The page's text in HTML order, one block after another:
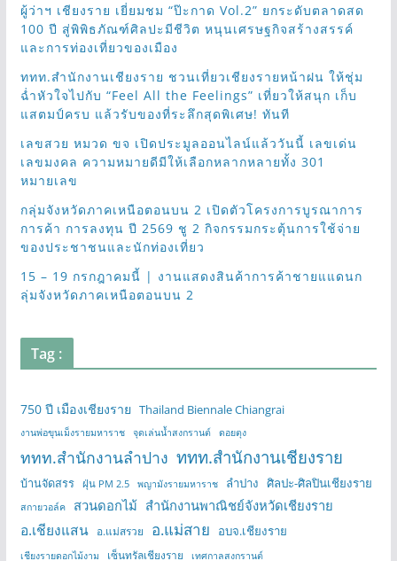
ผู้ว่าฯ เชียงราย เยี่ยมชม “ป๊ะกาด Vol.2” ยกระดับตลาดสด
100 ปี สู่พิพิธภัณฑ์ศิลปะมีชีวิต หนุนเศรษฐกิจสร้างสรรค์
และการท่องเที่ยวของเมือง
ททท.สำนักงานเชียงราย ชวนเที่ยวเชียงรายหน้าฝน ให้ชุ่ม
ฉ่ำหัวใจไปกับ “Feel All the Feelings” เที่ยวให้สนุก เก็บ
แสตมป์ครบ แล้วรับของที่ระลึกสุดพิเศษ! ทันที
เลขสวย หมวด ขจ เปิดประมูลออนไลน์แล้ววันนี้ เลขเด่น
เลขมงคล ความหมายดีมีให้เลือกหลากหลายทั้ง 301
หมายเลข
กลุ่มจังหวัดภาคเหนือตอนบน 2 เปิดตัวโครงการบูรณาการ
การค้า การลงทุน ปี 2569 ชู 2 กิจกรรมกระตุ้นการใช้จ่าย
ของประชาชนและนักท่องเที่ยว
15 – 19 กรกฎาคมนี้ | งานแสดงสินค้าการค้าชายแแดนก
ลุ่มจังหวัดภาคเหนือตอนบน 2
Tag :
750 ปี เมืองเชียงราย Thailand Biennale Chiangrai
งานพ่อขุนเม็งรายมหาราช จุดเล่นน้ำสงกรานต์ ดอยตุง
ททท.สำนักงานลำปาง ททท.สำนักงานเชียงราย
บ้านจัดสรร ฝุ่น PM 2.5 พญามังรายมหาราช ลำปาง ศิลปะ-ศิลปินเชียงราย
สกายวอล์ค สวนดอกไม้ สำนักงานพาณิชย์จังหวัดเชียงราย
อ.เชียงแสน อ.แม่สรวย อ.แม่สาย อบจ.เชียงราย
เชียงรายดอกไม้งาม เซ็นทรัลเชียงราย เทศกาลสงกรานต์